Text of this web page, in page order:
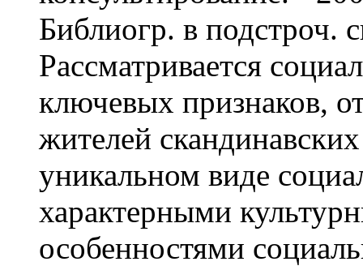
Библиогр. в подстроч.
Рассматривается
ключевых признаков,
жителей
уникальном виде
характерными
особенностями